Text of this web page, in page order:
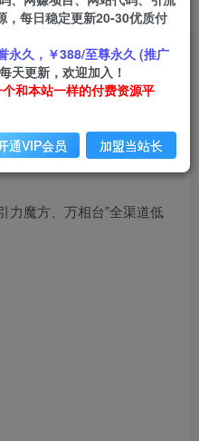
引力魔方、万相台”全
828 214
，每日稳定更新20-30优质付
永久，￥388/至尊永久 (推广
每天更新，欢迎加入！
和本站一样的付费资源平
通VIP会员 加盟当站长